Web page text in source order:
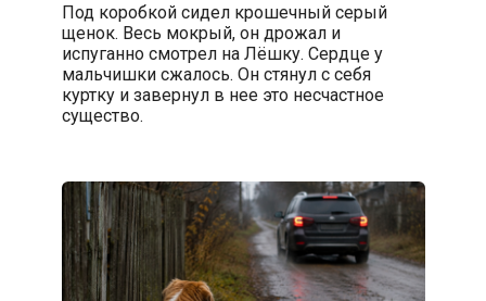
Под коробкой сидел крошечный серый
щенок. Весь мокрый, он дрожал и
испуганно смотрел на Лёшку. Сердце у
мальчишки сжалось. Он стянул с себя
куртку и завернул в нее это несчастное
существо.